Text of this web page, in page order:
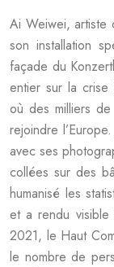
Ai Weiwei, artiste
son installation
façade du
entier sur la crise
où des milliers
rejoindre
avec ses
collées sur des
humanisé les
et a rendu visible
2021, le Haut
le nombre de